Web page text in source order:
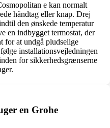
e kan normalt
håndtag eller knap. Drej
den ønskede temperatur
en indbygget termostat, der
for at undgå pludselige
installationsvejledningen
for sikkerhedsgrænserne
en Grohe